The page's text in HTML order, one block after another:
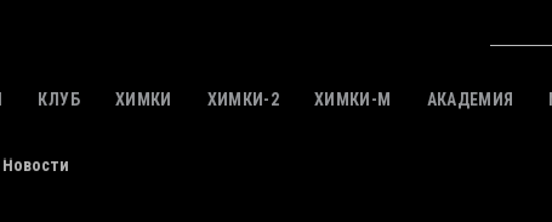
КЛУБ ХИМКИ ХИМКИ-2 ХИМКИ-M АКАДЕМИЯ
Новости